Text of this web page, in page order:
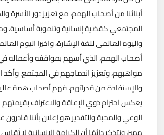
أبنائنا من أصحاب الهمم، مع تعزيز دور
المجتمعي كقضية إنسانية وتنموية أساسية. ومن
واليوم العالمى للغة الإشارة، واخيرا اليوم
أصحاب الهمم، الذي أسهم بمواقفه وأعماله
مواهبهم، وتعزيز اندماجهم في المجتمع.
والإستفادة من قدراتهم، فهم أصحاب همة
يعكس احترام ذوي الإعاقة والاعتراف
الوعي والمحبة والتقدير هو إعلان بأننا